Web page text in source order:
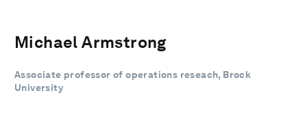
Michael Armstrong
Associate professor of operations reseach, Brock
University